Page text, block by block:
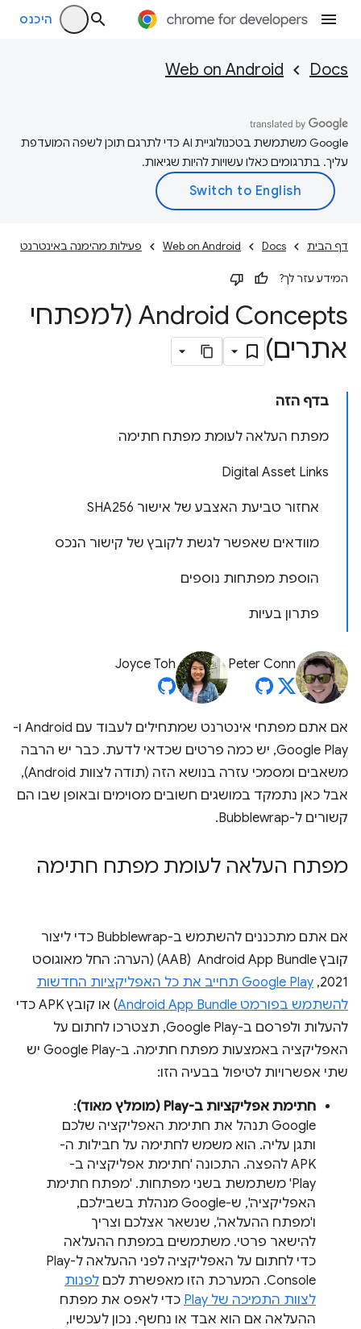
היכנס
Docs
Web on Android
‫Google משתמשת בטכנולוגיית AI כדי לתרגם תוכן לשפה המועדפת
עליך. בתרגומים כאלו עשויות להיות שגיאות.
דף הבית Docs
Web on Android פעילות מהימנה באינטרנט
המידע עזר לך?
Android Concepts (למפתחי
אתרים)
בדף הזה
מפתח העלאה לעומת מפתח חתימה
Digital Asset Links
אחזור טביעת האצבע של אישור SHA256
מוודאים שאפשר לגשת לקובץ של קישור הנכס
הוספת מפתחות נוספים
פתרון בעיות
Peter Conn
Joyce Toh
אם אתם מפתחי אינטרנט שמתחילים לעבוד עם Android ו-
Google Play, יש כמה פרטים שכדאי לדעת. כבר יש הרבה
משאבים ומסמכי עזרה בנושא הזה (תודה לצוות Android),
אבל כאן נתמקד במושגים חשובים מסוימים ובאופן שבו הם
קשורים ל-Bubblewrap.
מפתח העלאה לעומת מפתח חתימה
אם אתם מתכננים להשתמש ב-Bubblewrap כדי ליצור
קובץ Android App Bundle ‏ (AAB) (הערה: החל מאוגוסט
2021,
Google Play תחייב את כל האפליקציות החדשות
להשתמש בפורמט Android App Bundle
) או קובץ APK כדי
להעלות ולפרסם ב-Google Play, תצטרכו לחתום על
האפליקציה באמצעות מפתח חתימה. ב-Google Play יש
שתי אפשרויות לטיפול בבעיה הזו:
חתימת אפליקציות ב-Play (מומלץ מאוד)
:
Google תנהל את חתימת האפליקציה שלכם
ותגן עליה. הוא משמש לחתימה על חבילות ה-
APK להפצה. התכונה 'חתימת אפליקציה ב-
Play' משתמשת בשני מפתחות. 'מפתח חתימת
האפליקציה', ש-Google מנהלת בשבילכם,
ו'מפתח ההעלאה', שנשאר אצלכם וצריך
להישאר פרטי. משתמשים במפתח ההעלאה
כדי לחתום על האפליקציה לפני ההעלאה ל-Play
Console. המערכת הזו מאפשרת לכם
לפנות
לצוות התמיכה של Play
כדי לאפס את מפתח
ההעלאה אם הוא אבד או נחשף. נכון לעכשיו,